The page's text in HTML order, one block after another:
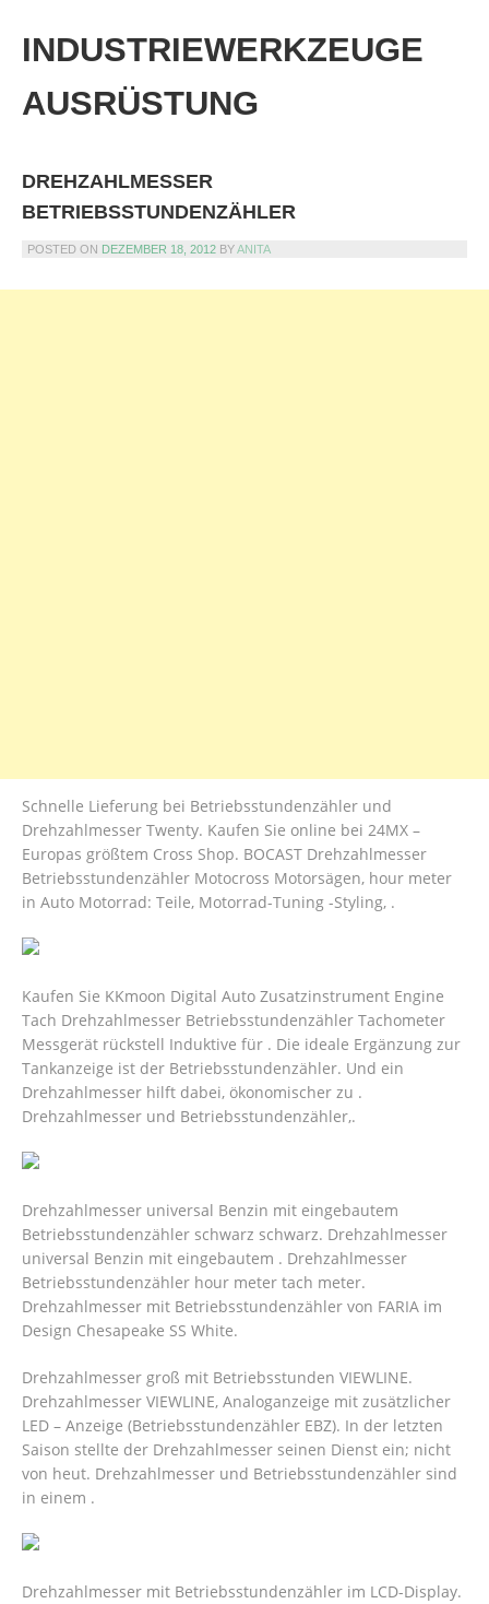
content
INDUSTRIEWERKZEUGE
AUSRÜSTUNG
DREHZAHLMESSER
BETRIEBSSTUNDENZÄHLER
POSTED ON DEZEMBER 18, 2012 BYANITA
Schnelle Lieferung bei Betriebsstundenzähler und
Drehzahlmesser Twenty. Kaufen Sie online bei 24MX –
Europas größtem Cross Shop. BOCAST Drehzahlmesser
Betriebsstundenzähler Motocross Motorsägen, hour meter
in Auto Motorrad: Teile, Motorrad-Tuning -Styling, .
Kaufen Sie KKmoon Digital Auto Zusatzinstrument Engine
Tach Drehzahlmesser Betriebsstundenzähler Tachometer
Messgerät rückstell Induktive für . Die ideale Ergänzung zur
Tankanzeige ist der Betriebsstundenzähler. Und ein
Drehzahlmesser hilft dabei, ökonomischer zu .
Drehzahlmesser und Betriebsstundenzähler,.
Drehzahlmesser universal Benzin mit eingebautem
Betriebsstundenzähler schwarz schwarz. Drehzahlmesser
universal Benzin mit eingebautem . Drehzahlmesser
Betriebsstundenzähler hour meter tach meter.
Drehzahlmesser mit Betriebsstundenzähler von FARIA im
Design Chesapeake SS White.
Drehzahlmesser groß mit Betriebsstunden VIEWLINE.
Drehzahlmesser VIEWLINE, Analoganzeige mit zusätzlicher
LED – Anzeige (Betriebsstundenzähler EBZ). In der letzten
Saison stellte der Drehzahlmesser seinen Dienst ein; nicht
von heut. Drehzahlmesser und Betriebsstundenzähler sind
in einem .
Drehzahlmesser mit Betriebsstundenzähler im LCD-Display.